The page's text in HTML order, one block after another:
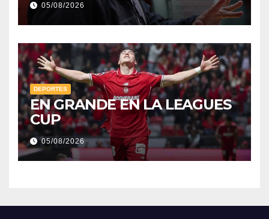
05/08/2026
DEPORTES
EN GRANDE EN LA LEAGUES
CUP
05/08/2026